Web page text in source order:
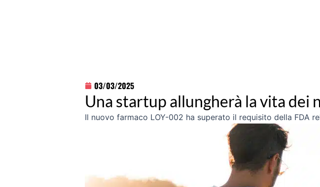
03/03/2025
Una startup allungherà la vita dei
Il nuovo farmaco LOY-002 ha superato il requisito della FDA